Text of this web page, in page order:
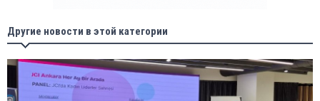
Другие новости в этой категории